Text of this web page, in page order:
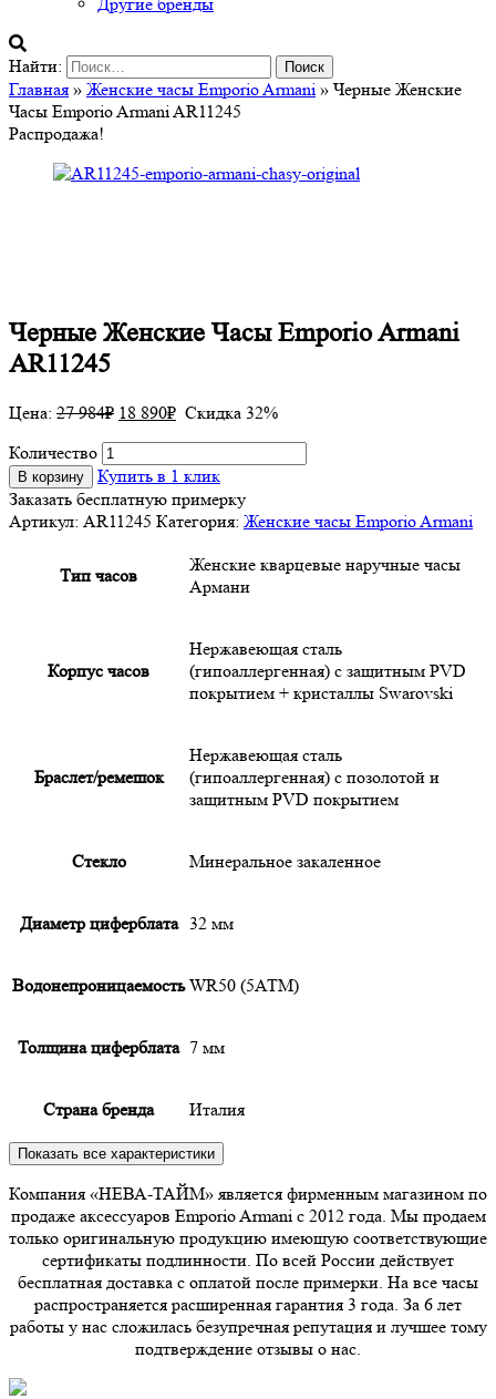
Найти:
Главная » Женские часы Emporio Armani » Черные Женские
Часы Emporio Armani AR11245
Распродажа!
Черные Женские Часы Emporio Armani
AR11245
Цена: 27 984₽ 18 890₽ Скидка 32%
Количество
В корзину
Купить в 1 клик
Заказать бесплатную примерку
Артикул: AR11245 Категория: Женские часы Emporio Armani
Тип часов
Женские кварцевые наручные часы
Армани
Корпус часов
Нержавеющая сталь
(гипоаллергенная) с защитным PVD
покрытием + кристаллы Swarovski
Браслет/ремешок
Нержавеющая сталь
(гипоаллергенная) с позолотой и
защитным PVD покрытием
Cтекло Минеральное закаленное
Диаметр циферблата 32 мм
Водонепроницаемость WR50 (5АТМ)
Толщина циферблата 7 мм
Страна бренда Италия
Показать все характеристики
Компания «НЕВА-ТАЙМ» является фирменным магазином по
продаже аксессуаров Emporio Armani с 2012 года. Мы продаем
только оригинальную продукцию имеющую соответствующие
сертификаты подлинности. По всей России действует
бесплатная доставка с оплатой после примерки. На все часы
распространяется расширенная гарантия 3 года. За 6 лет
работы у нас сложилась безупречная репутация и лучшее тому
подтверждение отзывы о нас.